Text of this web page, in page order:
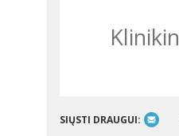
Klinikinė neurologija. Antrasis pataisytas ir papildytas leidimas/
SIŲSTI DRAUGUI: